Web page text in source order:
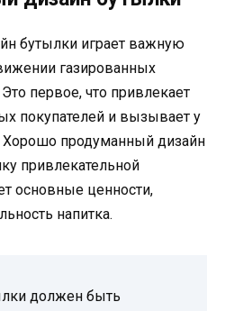
бутылки играет важную
газированных
первое, что привлекает
покупателей и вызывает у
Хорошо продуманный дизайн
привлекательной
основные ценности,
напитка.
должен быть